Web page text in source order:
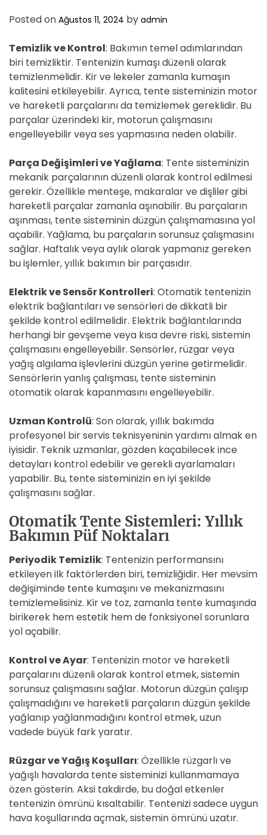
Posted on Ağustos 11, 2024 by admin
Temizlik ve Kontrol: Bakımın temel adımlarından
biri temizliktir. Tentenizin kumaşı düzenli olarak
temizlenmelidir. Kir ve lekeler zamanla kumaşın
kalitesini etkileyebilir. Ayrıca, tente sisteminizin motor
ve hareketli parçalarını da temizlemek gereklidir. Bu
parçalar üzerindeki kir, motorun çalışmasını
engelleyebilir veya ses yapmasına neden olabilir.
Parça Değişimleri ve Yağlama: Tente sisteminizin
mekanik parçalarının düzenli olarak kontrol edilmesi
gerekir. Özellikle menteşe, makaralar ve dişliler gibi
hareketli parçalar zamanla aşınabilir. Bu parçaların
aşınması, tente sisteminin düzgün çalışmamasına yol
açabilir. Yağlama, bu parçaların sorunsuz çalışmasını
sağlar. Haftalık veya aylık olarak yapmanız gereken
bu işlemler, yıllık bakımın bir parçasıdır.
Elektrik ve Sensör Kontrolleri: Otomatik tentenizin
elektrik bağlantıları ve sensörleri de dikkatli bir
şekilde kontrol edilmelidir. Elektrik bağlantılarında
herhangi bir gevşeme veya kısa devre riski, sistemin
çalışmasını engelleyebilir. Sensörler, rüzgar veya
yağış algılama işlevlerini düzgün yerine getirmelidir.
Sensörlerin yanlış çalışması, tente sisteminin
otomatik olarak kapanmasını engelleyebilir.
Uzman Kontrolü: Son olarak, yıllık bakımda
profesyonel bir servis teknisyeninin yardımı almak en
iyisidir. Teknik uzmanlar, gözden kaçabilecek ince
detayları kontrol edebilir ve gerekli ayarlamaları
yapabilir. Bu, tente sisteminizin en iyi şekilde
çalışmasını sağlar.
Otomatik Tente Sistemleri: Yıllık
Bakımın Püf Noktaları
Periyodik Temizlik: Tentenizin performansını
etkileyen ilk faktörlerden biri, temizliğidir. Her mevsim
değişiminde tente kumaşını ve mekanizmasını
temizlemelisiniz. Kir ve toz, zamanla tente kumaşında
birikerek hem estetik hem de fonksiyonel sorunlara
yol açabilir.
Kontrol ve Ayar: Tentenizin motor ve hareketli
parçalarını düzenli olarak kontrol etmek, sistemin
sorunsuz çalışmasını sağlar. Motorun düzgün çalışıp
çalışmadığını ve hareketli parçaların düzgün şekilde
yağlanıp yağlanmadığını kontrol etmek, uzun
vadede büyük fark yaratır.
Rüzgar ve Yağış Koşulları: Özellikle rüzgarlı ve
yağışlı havalarda tente sisteminizi kullanmamaya
özen gösterin. Aksi takdirde, bu doğal etkenler
tentenizin ömrünü kısaltabilir. Tentenizi sadece uygun
hava koşullarında açmak, sistemin ömrünü uzatır.